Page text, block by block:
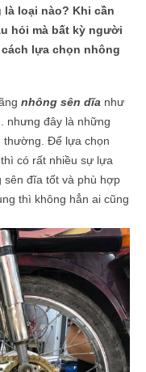
là loại nào? Khi cần
hỏi mà bất kỳ người
cách lựa chọn nhông
nhông sên dĩa như
nhưng đây là những
thường. Để lựa chọn
thì có rất nhiều sự lựa
sên đĩa tốt và phù hợp
thì không hẳn ai cũng